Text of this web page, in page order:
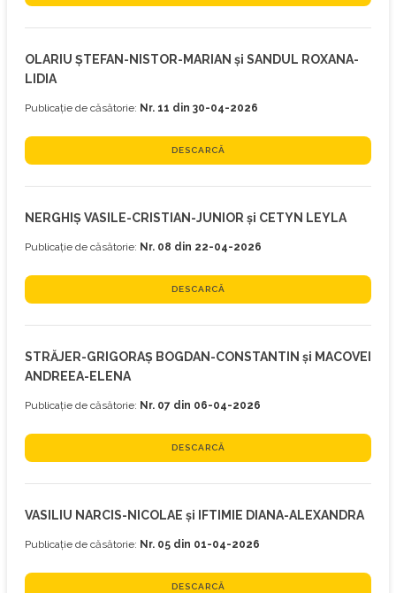
OLARIU ȘTEFAN-NISTOR-MARIAN și SANDUL ROXANA-
LIDIA
Publicație de căsătorie: Nr. 11 din 30-04-2026
DESCARCĂ
NERGHIȘ VASILE-CRISTIAN-JUNIOR și CETYN LEYLA
Publicație de căsătorie: Nr. 08 din 22-04-2026
DESCARCĂ
STRĂJER-GRIGORAȘ BOGDAN-CONSTANTIN și MACOVEI
ANDREEA-ELENA
Publicație de căsătorie: Nr. 07 din 06-04-2026
DESCARCĂ
VASILIU NARCIS-NICOLAE și IFTIMIE DIANA-ALEXANDRA
Publicație de căsătorie: Nr. 05 din 01-04-2026
DESCARCĂ